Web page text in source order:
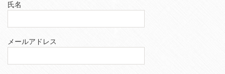
氏名
メールアドレス